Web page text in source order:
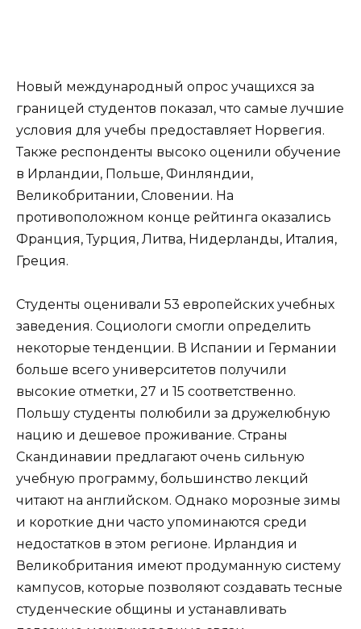
Новый международный опрос учащихся за
границей студентов показал, что самые лучшие
условия для учебы предоставляет Норвегия.
Также респонденты высоко оценили обучение
в Ирландии, Польше, Финляндии,
Великобритании, Словении. На
противоположном конце рейтинга оказались
Франция, Турция, Литва, Нидерланды, Италия,
Греция.
Студенты оценивали 53 европейских учебных
заведения. Социологи смогли определить
некоторые тенденции. В Испании и Германии
больше всего университетов получили
высокие отметки, 27 и 15 соответственно.
Польшу студенты полюбили за дружелюбную
нацию и дешевое проживание. Страны
Скандинавии предлагают очень сильную
учебную программу, большинство лекций
читают на английском. Однако морозные зимы
и короткие дни часто упоминаются среди
недостатков в этом регионе. Ирландия и
Великобритания имеют продуманную систему
кампусов, которые позволяют создавать тесные
студенческие общины и устанавливать